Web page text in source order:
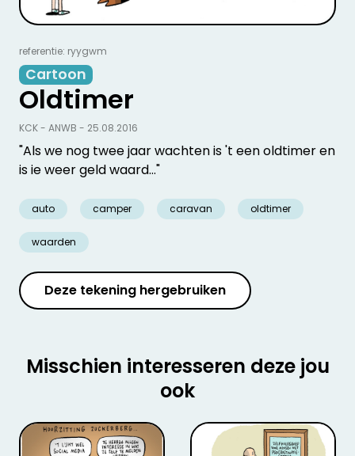
referentie: ryygwm
Cartoon
Oldtimer
"Als we nog twee jaar wachten is 't een oldtimer en
is ie weer geld waard…"
auto camper caravan oldtimer
waarden
KCK - ANWB - 25.08.2016
Deze tekening hergebruiken
Misschien interesseren deze jou
ook